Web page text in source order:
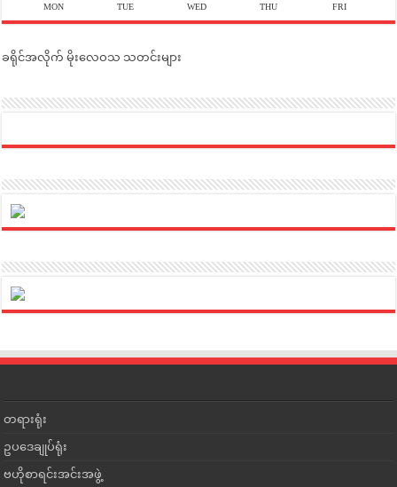
MON TUE WED THU FRI
ခရိုင်အလိုက် မိုးလေဝသ သတင်းများ
တရားရုံး
ဥပဒေချုပ်ရုံး
ဗဟိုစာရင်းအင်းအဖွဲ့